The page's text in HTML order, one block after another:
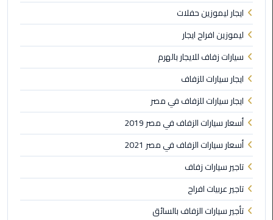
ليموزين
مطار
القاهرة
أسعار
ليموزين
مطار
شرم
الشيخ
ليموزين
مطار
القاهرة
الخط
الساخن
ايجار ليموزين حفلات
ليموزين افراح ايجار
سيارات زفاف للايجار بالهرم
ايجار سيارات للزفاف
ايجار سيارات للزفاف في مصر
أسعار سيارات الزفاف في مصر 2019
أسعار سيارات الزفاف في مصر 2021
تاجير سيارات زفاف
تاجير عربيات افراح
تأجير سيارات الزفاف بالسائق